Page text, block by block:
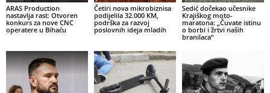
ARAS Production
nastavlja rast: Otvoren
konkurs za nove CNC
operatere u Bihaću
Četiri nova mikrobiznisa
podijelila 32.000 KM,
podrška za razvoj
poslovnih ideja mladih
Sedić dočekao učesnike
Krajiškog moto-
maratona: „Čuvate istinu
o borbi i žrtvi naših
branilaca“